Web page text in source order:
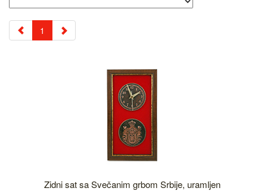
1
Zidni sat sa Svečanim grbom Srbije, uramljen